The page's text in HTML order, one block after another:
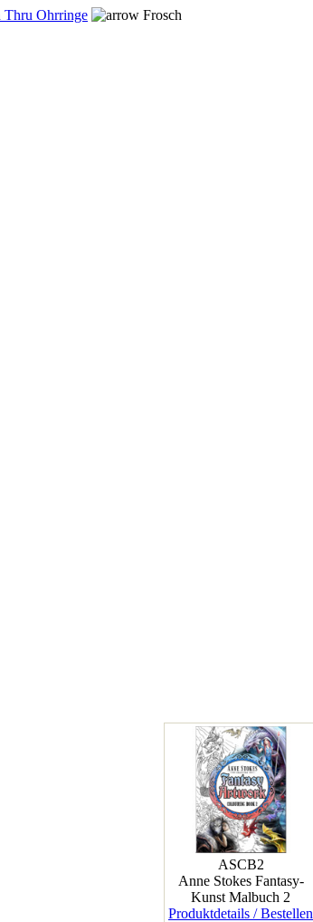
Thru Ohrringe Frosch
ASCB2
Anne Stokes Fantasy-
Kunst Malbuch 2
Produktdetails / Bestellen